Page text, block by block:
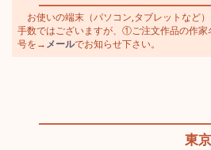
お使いの端末（パソコン,タブレットなど
手数ではございますが、①ご注文作品の作
号を→ メールでお知らせ下さい。
東